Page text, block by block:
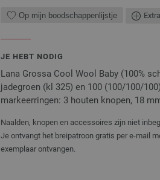
Op mijn boodschappenlijstje
JE HEBT NODIG
Lana Grossa Cool Wool Baby (100%
jadegroen (kl 325) en 100 (100/100/
markeerringen: 3 houten knopen, 18
Naalden, knopen en accessoires zijn niet
Je ontvangt het breipatroon gratis per e-mail
exemplaar ontvangen.